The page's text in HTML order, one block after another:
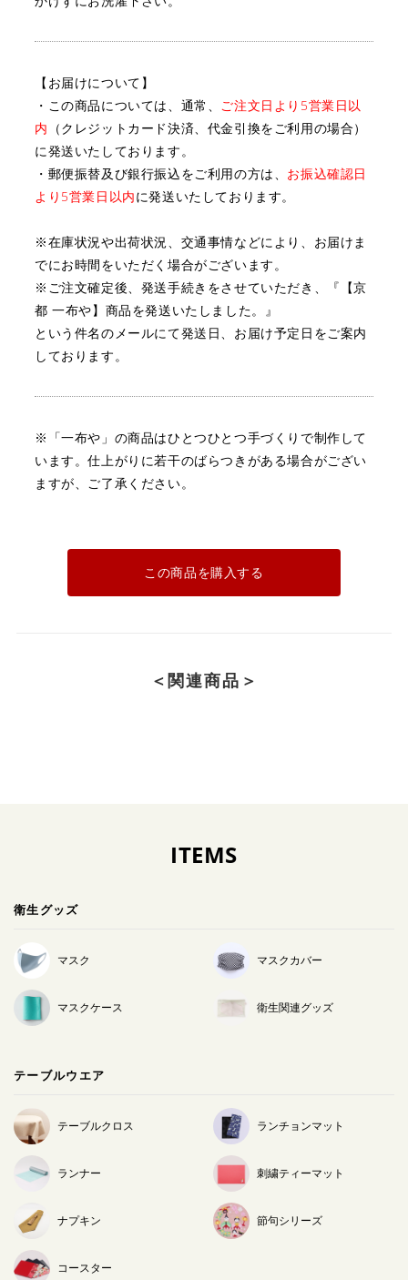
【お届けについて】
・この商品については、通常、 ご注文日より5営業日以
内 （クレジットカード決済、代金引換をご利用の場合）
に発送いたしております。
・郵便振替及び銀行振込をご利用の方は、 お振込確認日
より5営業日以内に発送いたしております。
※在庫状況や出荷状況、交通事情などにより、お届けま
でにお時間をいただく場合がございます。
※ご注文確定後、発送手続きをさせていただき、『【京
都 一布や】商品を発送いたしました。』
という件名のメールにて発送日、お届け予定日をご案内
しております。
※「一布や」の商品はひとつひとつ手づくりで制作して
います。仕上がりに若干のばらつきがある場合がござい
ますが、ご了承ください。
この商品を購入する
＜関連商品＞
ITEMS
衛生グッズ
マスク マスクカバー
マスクケース 衛生関連グッズ
テーブルウエア
テーブルクロス ランチョンマット
ランナー 刺繍ティーマット
ナプキン 節句シリーズ
コースター